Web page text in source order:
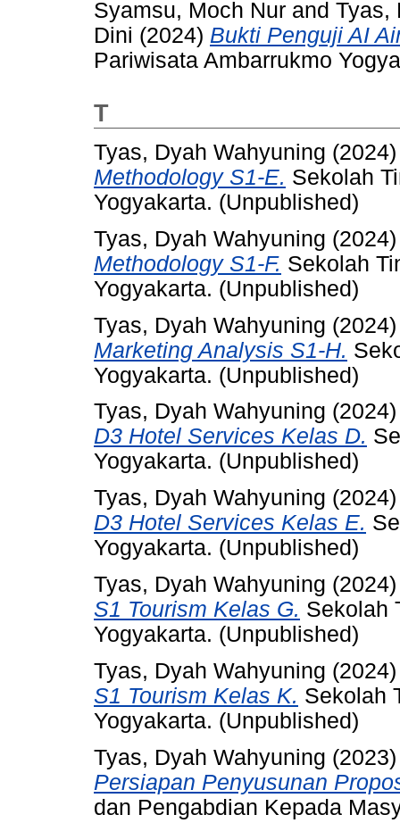
Syamsu, Moch Nur and Tyas,
Dini (2024) Bukti Penguji AI
Pariwisata Ambarrukmo
T
Tyas, Dyah Wahyuning
Methodology S1-E. Sekolah
Yogyakarta. (Unpublished)
Tyas, Dyah Wahyuning
Methodology S1-F. Sekolah
Yogyakarta. (Unpublished)
Tyas, Dyah Wahyuning
Marketing Analysis S1-H.
Yogyakarta. (Unpublished)
Tyas, Dyah Wahyuning
D3 Hotel Services Kelas D.
Yogyakarta. (Unpublished)
Tyas, Dyah Wahyuning
D3 Hotel Services Kelas E.
Yogyakarta. (Unpublished)
Tyas, Dyah Wahyuning
S1 Tourism Kelas G. Sekolah
Yogyakarta. (Unpublished)
Tyas, Dyah Wahyuning
S1 Tourism Kelas K. Sekolah
Yogyakarta. (Unpublished)
Tyas, Dyah Wahyuning
Persiapan Penyusunan
dan Pengabdian Kepada